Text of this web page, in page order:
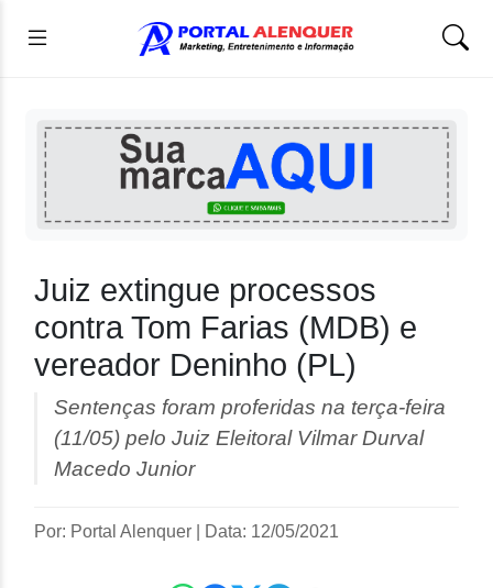
Juiz extingue processos
contra Tom Farias (MDB) e
vereador Deninho (PL)
Sentenças foram proferidas na terça-feira
(11/05) pelo Juiz Eleitoral Vilmar Durval
Macedo Junior
Por: Portal Alenquer Data: 12/05/2021